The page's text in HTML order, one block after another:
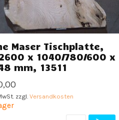
Maser Tischplatte,
x 1040/780/600 x
mm, 13511
zzgl. Versandkosten